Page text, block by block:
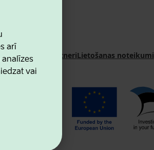
arī
vai
Sadarbības partneriLietošanas noteikumi